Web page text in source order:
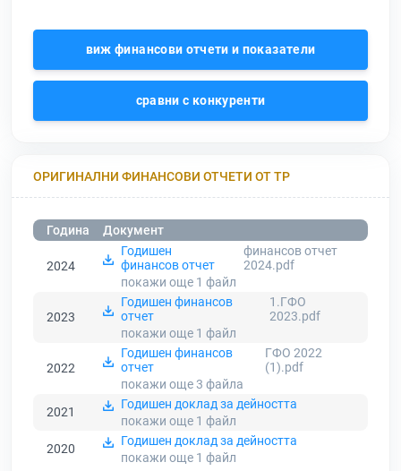
виж финансови отчети и показатели
сравни с конкуренти
ОРИГИНАЛНИ ФИНАНСОВИ ОТЧЕТИ ОТ ТР
Година Документ
2024
Годишен
финансов отчет
финансов отчет
2024.pdf
покажи още 1 файл
2023
Годишен финансов
отчет
1.ГФО
2023.pdf
покажи още 1 файл
2022
Годишен финансов
отчет
ГФО 2022
(1).pdf
покажи още 3 файла
2021
Годишен доклад за дейността
покажи още 1 файл
2020
Годишен доклад за дейността
покажи още 1 файл